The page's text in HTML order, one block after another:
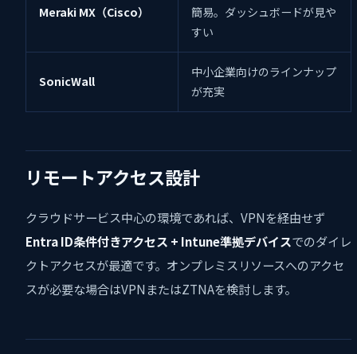
Meraki MX（Cisco）
簡易。ダッシュボードが見や
すい
SonicWall
中小企業向けのラインナップ
が充実
リモートアクセス設計
クラウドサービス中心の環境であれば、VPNを経由せず
Entra ID条件付きアクセス + Intune準拠デバイスでのダイレ
クトアクセスが最適です。オンプレミスリソースへのアクセ
スが必要な場合はVPNまたはZTNAを検討します。